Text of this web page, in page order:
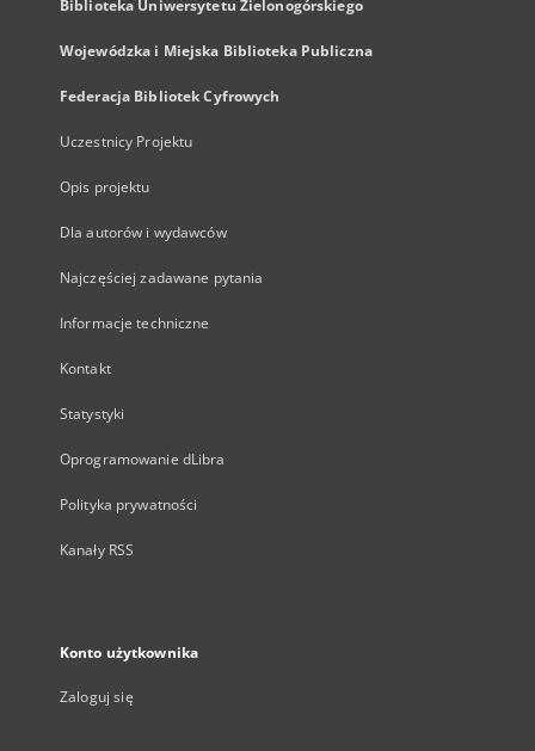
Biblioteka Uniwersytetu Zielonogórskiego
Wojewódzka i Miejska Biblioteka Publiczna
Federacja Bibliotek Cyfrowych
Uczestnicy Projektu
Opis projektu
Dla autorów i wydawców
Najczęściej zadawane pytania
Informacje techniczne
Kontakt
Statystyki
Oprogramowanie dLibra
Polityka prywatności
Kanały RSS
Konto użytkownika
Zaloguj się